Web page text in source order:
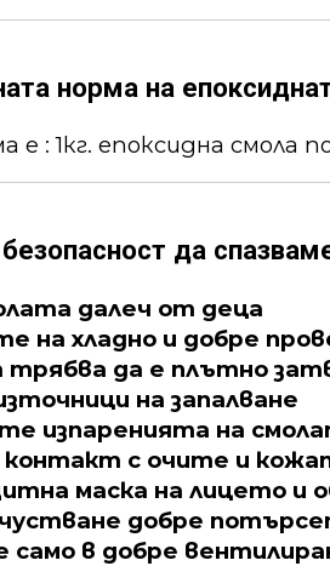
норма на
е : 1кг. епоксидна смола
да
далеч от деца
на хладно и добре
трябва да е плътно
на запалване
изпаренията на
контакт с очите и
маска на лицето и
добре
само в добре